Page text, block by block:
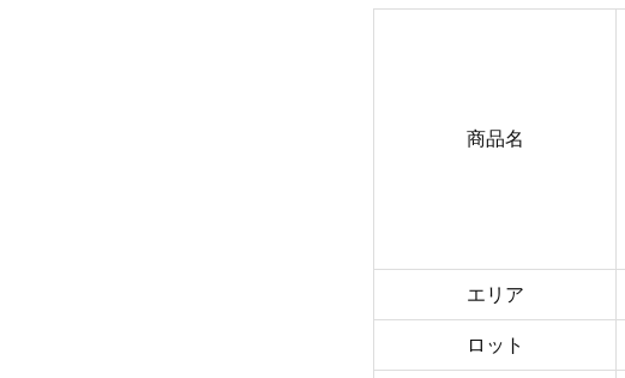
商品名
エリア
ロット